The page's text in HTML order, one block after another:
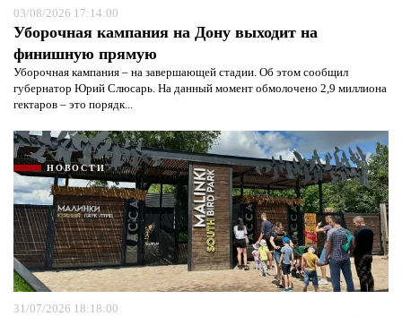
03/08/2026 17:14:00
Уборочная кампания на Дону выходит на
финишную прямую
Уборочная кампания – на завершающей стадии. Об этом сообщил
губернатор Юрий Слюсарь. На данный момент обмолочено 2,9 миллиона
гектаров – это порядк...
НОВОСТИ
31/07/2026 18:18:00
Я согласен с политикой конфиденциальности и
защиты информации*
Я согласен сполитикой конфиденциальности и
защиты информации*